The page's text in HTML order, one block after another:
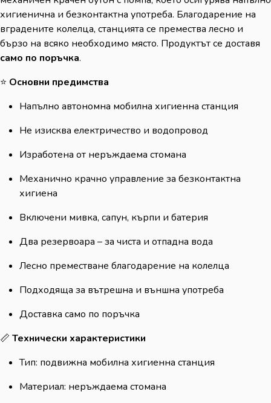
хигиенична и безконтактна употреба. Благодарение на
вградените колелца, станцията се премества лесно и
бързо на всяко необходимо място. Продуктът се доставя
само по поръчка.
⭐ Основни предимства
Напълно автономна мобилна хигиенна станция
Не изисква електричество и водопровод
Изработена от неръждаема стомана
Механично крачно управление за безконтактна
хигиена
Включени мивка, сапун, кърпи и батерия
Два резервоара – за чиста и отпадна вода
Лесно преместване благодарение на колелца
Подходяща за вътрешна и външна употреба
Доставка само по поръчка
📏 Технически характеристики
Тип: подвижна мобилна хигиенна станция
Материал: неръждаема стомана